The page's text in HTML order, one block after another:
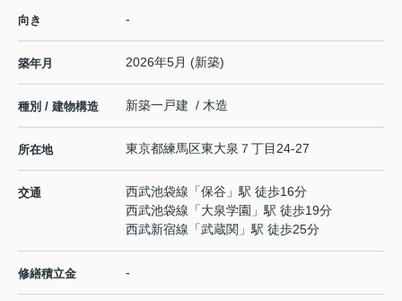
向き -
築年月 2026年5月 (新築)
種別 / 建物構造 新築一戸建 / 木造
所在地 東京都練馬区東大泉 ７丁目24-27
交通 西武池袋線 「保谷 」駅 徒歩16分
西武池袋線 「大泉学園 」駅 徒歩19分
西武新宿線 「武蔵関 」駅 徒歩25分
修繕積立金 -